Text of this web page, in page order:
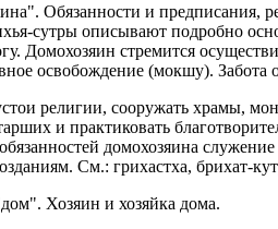
Обязанности и
сутры описывают подробно
Домохозяин стремится
освобождение (мокшу). Забота
религии, сооружать храмы,
и практиковать
домохозяина
См.: грихастха, брихат-
Хозяин и хозяйка дома.